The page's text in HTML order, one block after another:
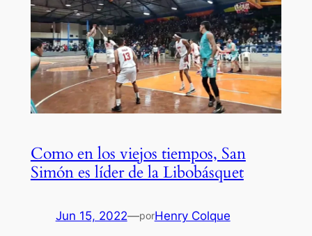
Como en los viejos tiempos, San
Simón es líder de la Libobásquet
Jun 15, 2022—porHenry Colque